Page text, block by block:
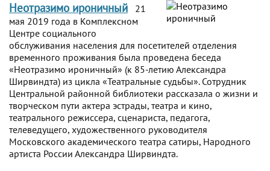
Неотразимо ироничный
21
мая 2019 года в Комплексном
Центре социального
обслуживания населения для посетителей отделения
временного проживания была проведена беседа
«Неотразимо ироничный» (к 85-летию Александра
Ширвиндта) из цикла «Театральные судьбы». Сотрудник
Центральной районной библиотеки рассказала о жизни и
творческом пути актера эстрады, театра и кино,
театрального режиссера, сценариста, педагога,
телеведущего, художественного руководителя
Московского академического театра сатиры, Народного
артиста России Александра Ширвиндта.